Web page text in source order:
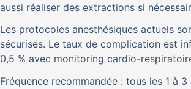
aussi réaliser des extractions si
Les protocoles anesthésiques actuels
sécurisés. Le taux de complication est
0,5 % avec monitoring cardio-
Fréquence recommandée : tous les 1 à 3